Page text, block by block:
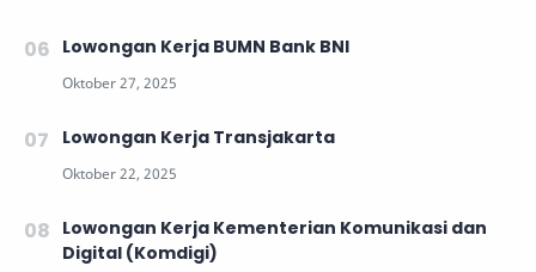
Lowongan Kerja BUMN Bank BNI
Lowongan Kerja Transjakarta
Lowongan Kerja Kementerian Komunikasi dan
Digital (Komdigi)